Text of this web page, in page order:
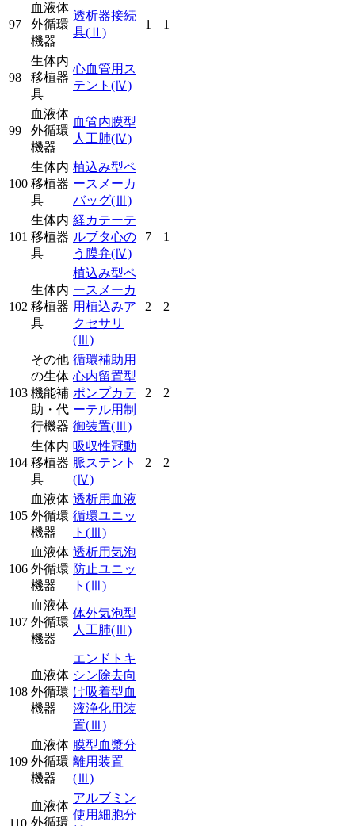
97
血液体
外循環
機器
透析器接続
具(Ⅱ)
1 1
98
生体内
移植器
具
心血管用ス
テント (Ⅳ)
99
血液体
外循環
機器
血管内膜型
人工肺(Ⅳ)
100
生体内
移植器
具
植込み型ペ
ースメーカ
バッグ(Ⅲ)
101
生体内
移植器
具
経カテーテ
ルブタ心の
う膜弁(Ⅳ)
7 1
102
生体内
移植器
具
植込み型ペ
ースメーカ
用植込みア
クセサリ
(Ⅲ)
2 2
103
その他
の生体
機能補
助・代
行機器
循環補助用
心内留置型
ポンプカテ
ーテル用制
御装置(Ⅲ)
2 2
104
生体内
移植器
具
吸収性冠動
脈ステント
(Ⅳ)
2 2
105
血液体
外循環
機器
透析用血液
循環ユニッ
ト (Ⅲ)
106
血液体
外循環
機器
透析用気泡
防止ユニッ
ト (Ⅲ)
107
血液体
外循環
機器
体外気泡型
人工肺(Ⅲ)
108
血液体
外循環
機器
エンドトキ
シン除去向
け吸着型血
液浄化用装
置(Ⅲ)
109
血液体
外循環
機器
膜型血漿分
離用装置
(Ⅲ)
血液体
外循環
アルブミン
使用細胞分